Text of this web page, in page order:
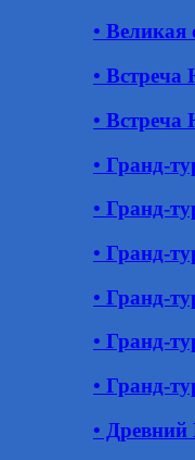
• Великая
• Встреча
• Встреча
• Гранд-
• Гранд-
• Гранд-
• Гранд-
• Гранд-
• Гранд-
•